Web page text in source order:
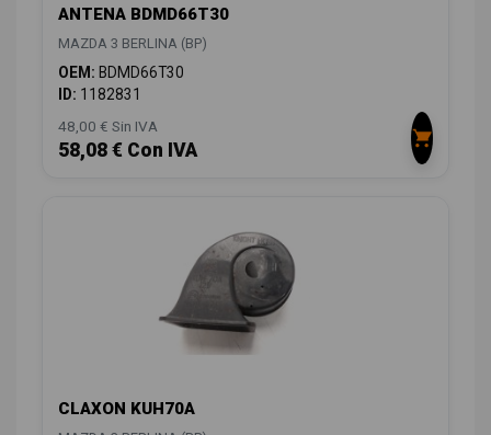
ANTENA BDMD66T30
MAZDA 3 BERLINA (BP)
OEM: BDMD66T30
ID: 1182831
48,00 € Sin IVA
58,08 € Con IVA
CLAXON KUH70A